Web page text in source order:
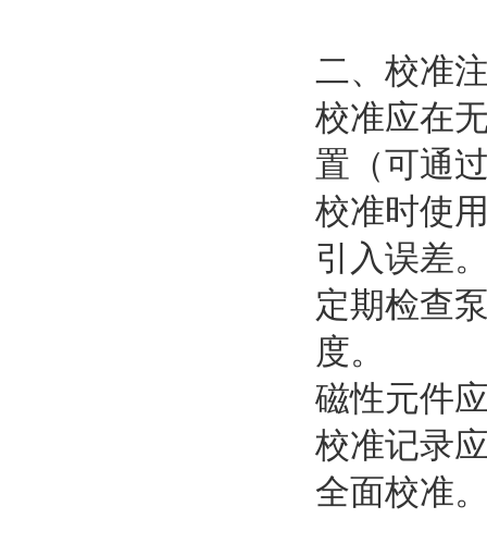
二、校准
校准应在
置（可通
校准时使
引入误差
定期检查
度。
磁性元件
校准记录
全面校准